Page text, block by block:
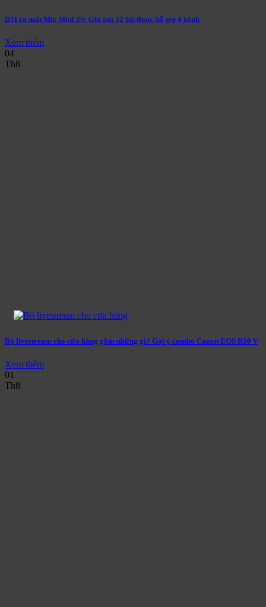
DJI ra mắt Mic Mini 2S: Ghi âm 32-bit float, hỗ trợ 4 kênh
Xem thêm
04
Th8
Bộ livestream cho cửa hàng gồm những gì? Gợi ý combo Canon EOS R50 V
Xem thêm
01
Th8